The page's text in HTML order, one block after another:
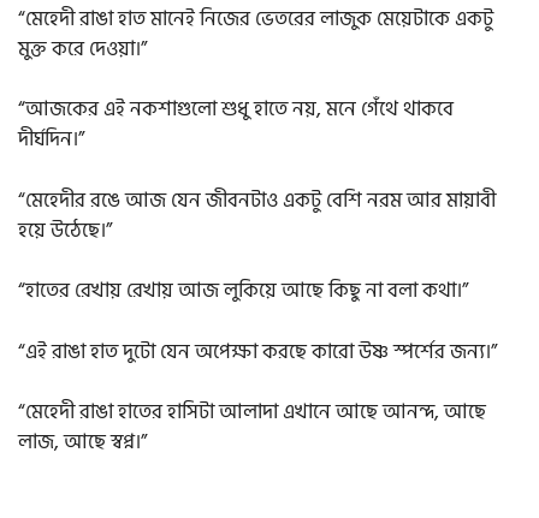
“মেহেদী রাঙা হাত মানেই নিজের ভেতরের লাজুক মেয়েটাকে একটু
মুক্ত করে দেওয়া।”
“আজকের এই নকশাগুলো শুধু হাতে নয়, মনে গেঁথে থাকবে
দীর্ঘদিন।”
“মেহেদীর রঙে আজ যেন জীবনটাও একটু বেশি নরম আর মায়াবী
হয়ে উঠেছে।”
“হাতের রেখায় রেখায় আজ লুকিয়ে আছে কিছু না বলা কথা।”
“এই রাঙা হাত দুটো যেন অপেক্ষা করছে কারো উষ্ণ স্পর্শের জন্য।”
“মেহেদী রাঙা হাতের হাসিটা আলাদা এখানে আছে আনন্দ, আছে
লাজ, আছে স্বপ্ন।”